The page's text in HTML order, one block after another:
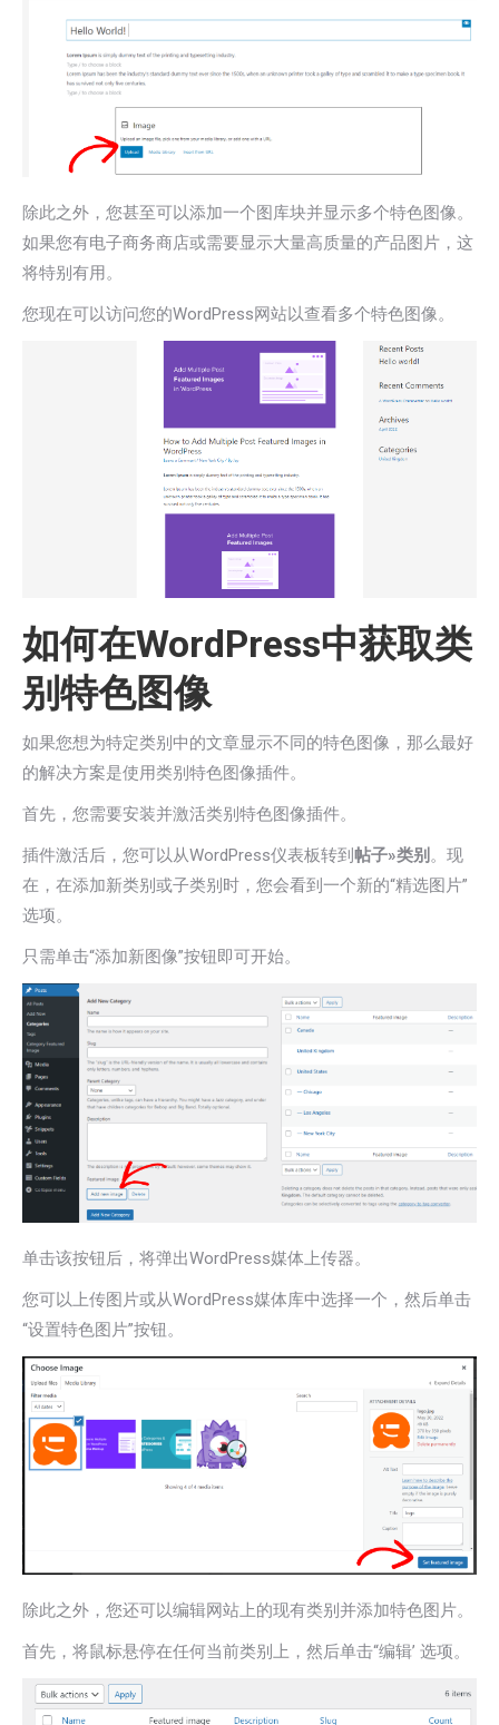
除此之外，您甚至可以添加一个图库块并显示多个特色图像。
如果您有电子商务商店或需要显示大量高质量的产品图片，这
将特别有用。
您现在可以访问您的WordPress网站以查看多个特色图像。
如何在WordPress中获取类
别特色图像
如果您想为特定类别中的文章显示不同的特色图像，那么最好
的解决方案是使用类别特色图像插件。
首先，您需要安装并激活类别特色图像插件。
插件激活后，您可以从WordPress仪表板转到 帖子»类别 。现
在，在添加新类别或子类别时，您会看到一个新的“精选图片”
选项。
只需单击“添加新图像”按钮即可开始。
单击该按钮后，将弹出WordPress媒体上传器。
您可以上传图片或从WordPress媒体库中选择一个，然后单击
“设置特色图片”按钮。
除此之外，您还可以编辑网站上的现有类别并添加特色图片。
首先，将鼠标悬停在任何当前类别上，然后单击“编辑’ 选项。